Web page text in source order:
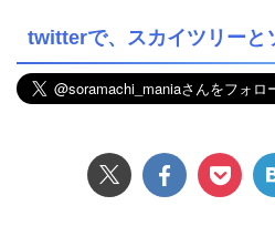
twitterで、スカイツリーと